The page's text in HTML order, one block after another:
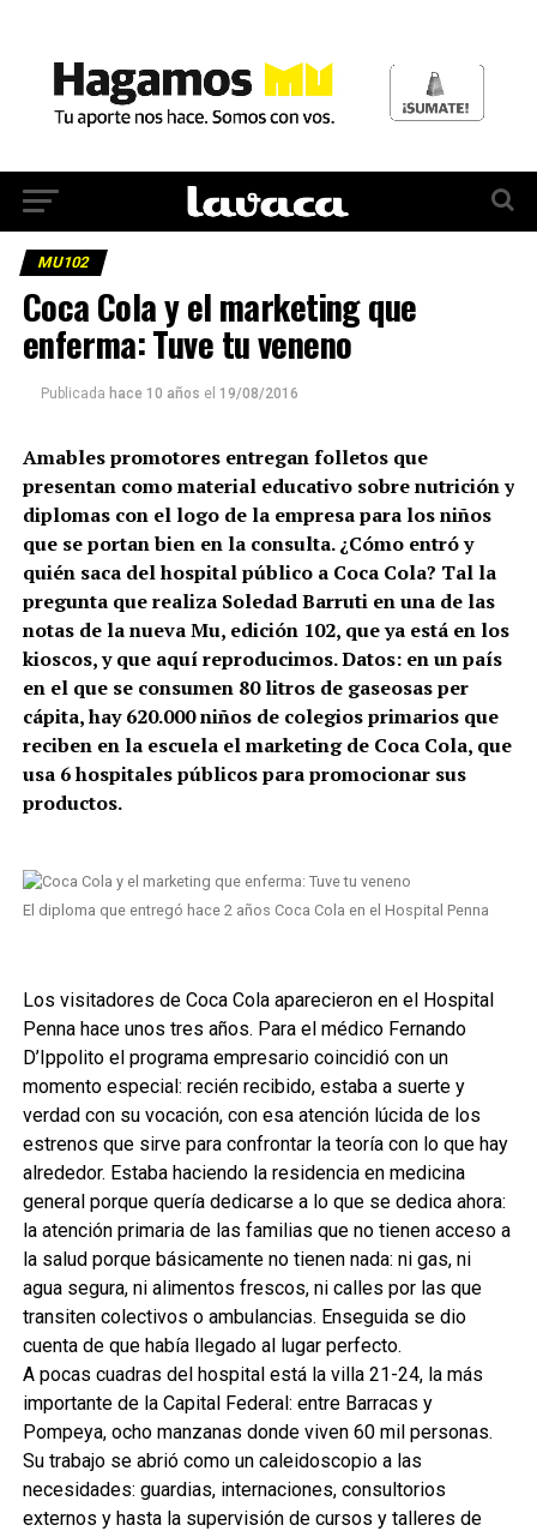
MU102
Coca Cola y el marketing que
enferma: Tuve tu veneno
Publicada hace 10 años el 19/08/2016
Amables promotores entregan folletos que
presentan como material educativo sobre nutrición y
diplomas con el logo de la empresa para los niños
que se portan bien en la consulta. ¿Cómo entró y
quién saca del hospital público a Coca Cola? Tal la
pregunta que realiza Soledad Barruti en una de las
notas de la nueva Mu, edición 102, que ya está en los
kioscos, y que aquí reproducimos. Datos: en un país
en el que se consumen 80 litros de gaseosas per
cápita, hay 620.000 niños de colegios primarios que
reciben en la escuela el marketing de Coca Cola, que
usa 6 hospitales públicos para promocionar sus
productos.
El diploma que entregó hace 2 años Coca Cola en el Hospital Penna
Los visitadores de Coca Cola aparecieron en el Hospital
Penna hace unos tres años. Para el médico Fernando
D’Ippolito el programa empresario coincidió con un
momento especial: recién recibido, estaba a suerte y
verdad con su vocación, con esa atención lúcida de los
estrenos que sirve para confrontar la teoría con lo que hay
alrededor. Estaba haciendo la residencia en medicina
general porque quería dedicarse a lo que se dedica ahora:
la atención primaria de las familias que no tienen acceso a
la salud porque básicamente no tienen nada: ni gas, ni
agua segura, ni alimentos frescos, ni calles por las que
transiten colectivos o ambulancias. Enseguida se dio
cuenta de que había llegado al lugar perfecto.
A pocas cuadras del hospital está la villa 21-24, la más
importante de la Capital Federal: entre Barracas y
Pompeya, ocho manzanas donde viven 60 mil personas.
Su trabajo se abrió como un caleidoscopio a las
necesidades: guardias, internaciones, consultorios
externos y hasta la supervisión de cursos y talleres de